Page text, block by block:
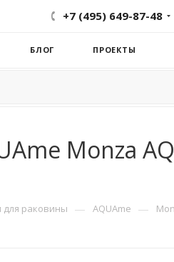
+7 (495) 649-87-48
БЛОГ ПРОЕКТЫ
Monza
для раковины — AQUAme —